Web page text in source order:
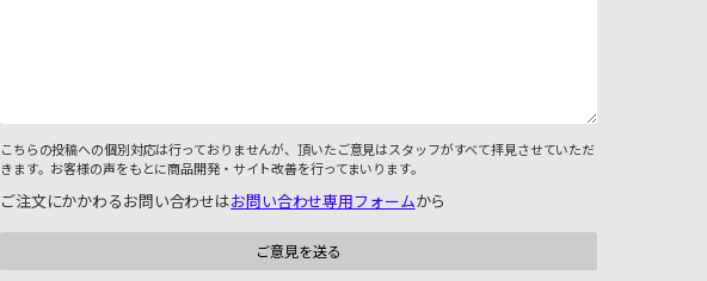
こちらの投稿への個別対応は行っておりませんが、頂いたご意見はスタッフがすべて拝見させていただ
きます。お客様の声をもとに商品開発・サイト改善を行ってまいります。
ご注文にかかわるお問い合わせはお問い合わせ専用フォームから